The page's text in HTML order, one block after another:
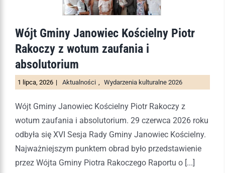
Wójt Gminy Janowiec Kościelny Piotr
Rakoczy z wotum zaufania i
absolutorium
1 lipca, 2026 | Aktualności , Wydarzenia kulturalne 2026
Wójt Gminy Janowiec Kościelny Piotr Rakoczy z
wotum zaufania i absolutorium. 29 czerwca 2026 roku
odbyła się XVI Sesja Rady Gminy Janowiec Kościelny.
Najważniejszym punktem obrad było przedstawienie
przez Wójta Gminy Piotra Rakoczego Raportu o [...]